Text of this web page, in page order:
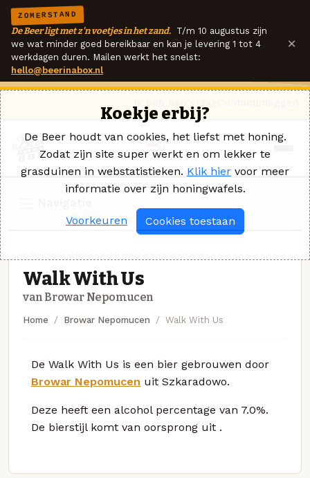
ZOMERSTAND
De Beer ligt met z'n voetjes in het zand. T/m 10 augustus zijn
we wat minder goed bereikbaar en kan je levering 1 tot 4
werkdagen duren. Mailen werkt het snelst:
hello@beerinabox.nl
×
Walk With Us
van Browar Nepomucen
Home Browar Nepomucen Walk With Us
De Walk With Us is een bier gebrouwen door
Browar Nepomucen uit Szkaradowo.
Deze heeft een alcohol percentage van 7.0%.
De bierstijl komt van oorsprong uit .
Koekje erbij?
De Beer houdt van cookies, het liefst met honing.
Zodat zijn site super werkt en om lekker te
grasduinen in webstatistieken. Klik hier voor meer
informatie over zijn honingwafels.
Voorkeuren Cookies toestaan